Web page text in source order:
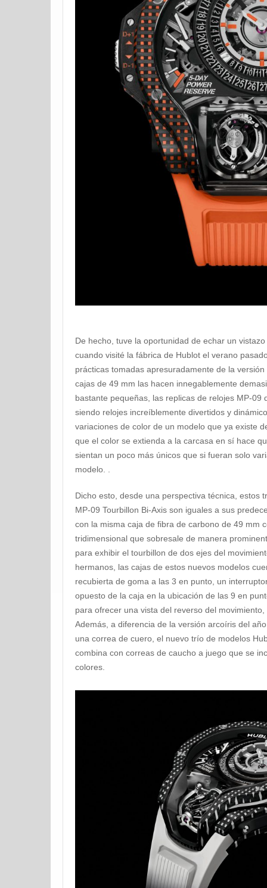
De hecho, tuve la oportunidad de echar un
cuando visité la fábrica de Hublot el verano
prácticas tomadas apresuradamente de la
cajas de 49 mm las hacen innegablemente
bastante pequeñas, las replicas de relojes MP-09
siendo relojes increíblemente divertidos y
variaciones de color de un modelo que ya existe
que el color se extienda a la carcasa en sí hace
sientan un poco más únicos que si fueran solo
modelo. .
Dicho esto, desde una perspectiva técnica, estos
MP-09 Tourbillon Bi-Axis son iguales a sus
con la misma caja de fibra de carbono de 49 mm
tridimensional que sobresale de manera
para exhibir el tourbillon de dos ejes del
hermanos, las cajas de estos nuevos modelos
recubierta de goma a las 3 en punto, un
opuesto de la caja en la ubicación de las 9 en
para ofrecer una vista del reverso del
Además, a diferencia de la versión arcoíris del
una correa de cuero, el nuevo trío de modelos
combina con correas de caucho a juego que se
colores.